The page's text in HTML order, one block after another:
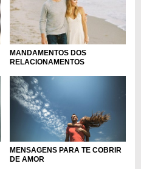
MANDAMENTOS DOS
RELACIONAMENTOS
MENSAGENS PARA TE COBRIR
DE AMOR